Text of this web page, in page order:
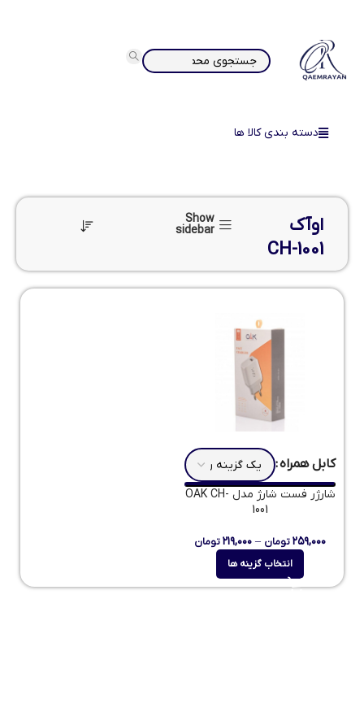
دسته بندی کالا ها
اوآک
CH-1001
Show
sidebar
کابل همراه
شارژر فست شارژ مدل OAK CH-
1001
۲۵۹,۰۰۰تومان – ۲۱۹,۰۰۰تومان
انتخاب گزینه ها